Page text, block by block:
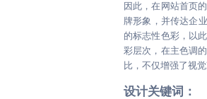
因此，在网站首页
牌形象，并传达企
的标志性色彩，以
彩层次，在主色调
比，不仅增强了视
设计关键词：